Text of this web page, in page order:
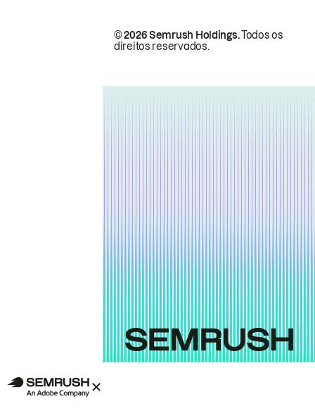
© 2026 Semrush Holdings.Todos os
direitos reservados.